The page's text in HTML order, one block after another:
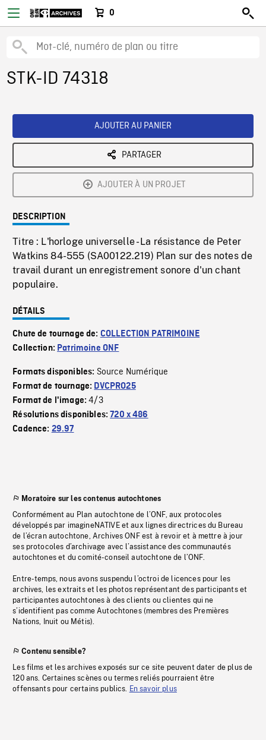
0
STK-ID 74318
AJOUTER AU PANIER
PARTAGER
AJOUTER À UN PROJET
DESCRIPTION
Titre : L'horloge universelle - La résistance de Peter
Watkins 84-555 (SA00122.219) Plan sur des notes de
travail durant un enregistrement sonore d'un chant
populaire.
DÉTAILS
Chute de tournage de: COLLECTION PATRIMOINE
Collection: Patrimoine ONF
Formats disponibles: Source Numérique
Format de tournage: DVCPRO25
Format de l'image:4/3
Résolutions disponibles:720 x 486
Cadence: 29.97
Moratoire sur les contenus autochtones
Conformément au Plan autochtone de l’ONF, aux protocoles
développés par imagineNATIVE et aux lignes directrices du Bureau
de l’écran autochtone, Archives ONF est à revoir et à mettre à jour
ses protocoles d’archivage avec l’assistance des communautés
autochtones et du comité-conseil autochtone de l’ONF.
Entre-temps, nous avons suspendu l’octroi de licences pour les
archives, les extraits et les photos représentant des participants et
participantes autochtones à des clients ou clientes qui ne
s’identifient pas comme Autochtones (membres des Premières
Nations, Inuit ou Métis).
Contenu sensible?
Les films et les archives exposés sur ce site peuvent dater de plus de
120 ans. Certaines scènes ou termes reliés pourraient être
offensants pour certains publics. En savoir plus